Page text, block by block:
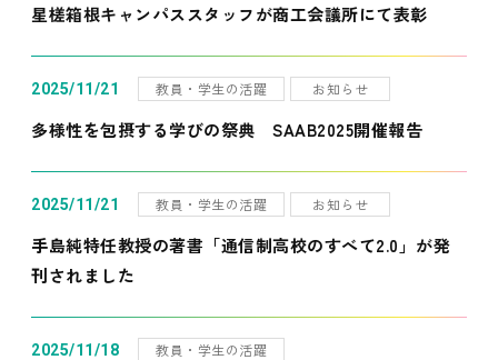
星槎箱根キャンパススタッフが商工会議所にて表彰
2025/11/21 教員・学生の活躍 お知らせ
多様性を包摂する学びの祭典 SAAB2025開催報告
2025/11/21 教員・学生の活躍 お知らせ
手島純特任教授の著書「通信制高校のすべて2.0」が発
刊されました
2025/11/18 教員・学生の活躍